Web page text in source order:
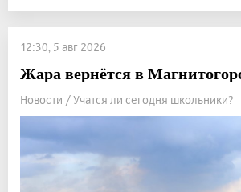
12:30, 5 авг 2026
Жара вернётся в
Новости / Учатся ли сегодня школьники?